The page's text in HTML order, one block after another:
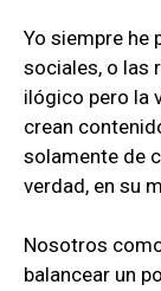
Yo siempre he
sociales, o las
ilógico pero la
crean
solamente de
verdad, en su
Nosotros
balancear un